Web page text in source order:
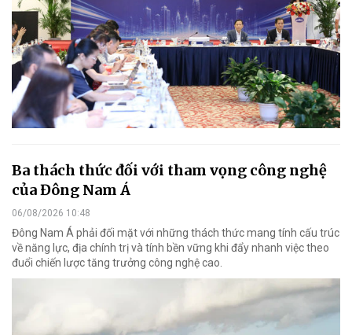
Ba thách thức đối với tham vọng công nghệ
của Đông Nam Á
06/08/2026 10:48
Đông Nam Á phải đối mặt với những thách thức mang tính cấu trúc
về năng lực, địa chính trị và tính bền vững khi đẩy nhanh việc theo
đuổi chiến lược tăng trưởng công nghệ cao.